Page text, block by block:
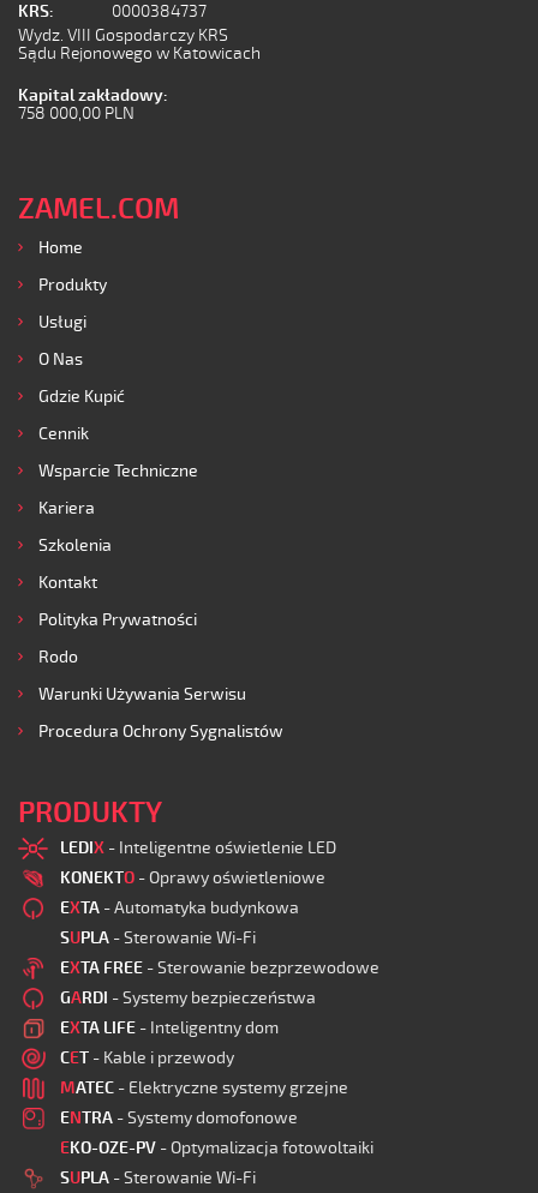
KRS:
0000384737
Wydz. VIII Gospodarczy KRS
Sądu Rejonowego w Katowicach
Kapital zakładowy:
758 000,00 PLN
ZAMEL.COM
Home
Produkty
Usługi
O Nas
Gdzie Kupić
Cennik
Wsparcie Techniczne
Kariera
Szkolenia
Kontakt
Polityka Prywatności
Rodo
Warunki Używania Serwisu
Procedura Ochrony Sygnalistów
PRODUKTY
LEDIX - Inteligentne oświetlenie LED
KONEKTO - Oprawy oświetleniowe
EXTA - Automatyka budynkowa
SUPLA - Sterowanie Wi-Fi
EXTA FREE - Sterowanie bezprzewodowe
GARDI - Systemy bezpieczeństwa
EXTA LIFE - Inteligentny dom
CET - Kable i przewody
MATEC - Elektryczne systemy grzejne
ENTRA - Systemy domofonowe
EKO-OZE-PV - Optymalizacja fotowoltaiki
SUPLA - Sterowanie Wi-Fi